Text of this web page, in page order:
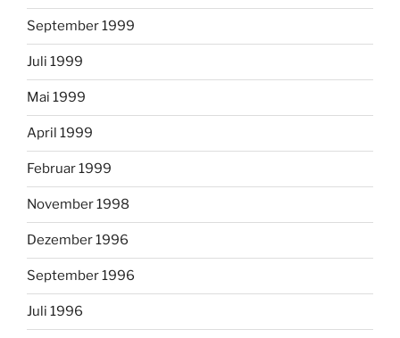
September 1999
Juli 1999
Mai 1999
April 1999
Februar 1999
November 1998
Dezember 1996
September 1996
Juli 1996